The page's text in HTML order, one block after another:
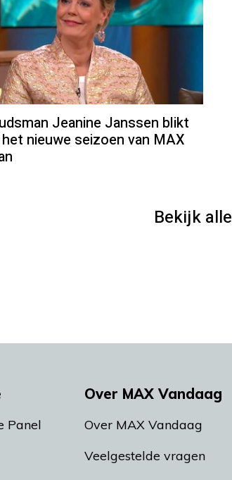
Jeanine Janssen blikt
nieuwe seizoen van MAX
Bekijk
Panel
Over MAX Vandaag
Over MAX Vandaag
Veelgestelde vragen